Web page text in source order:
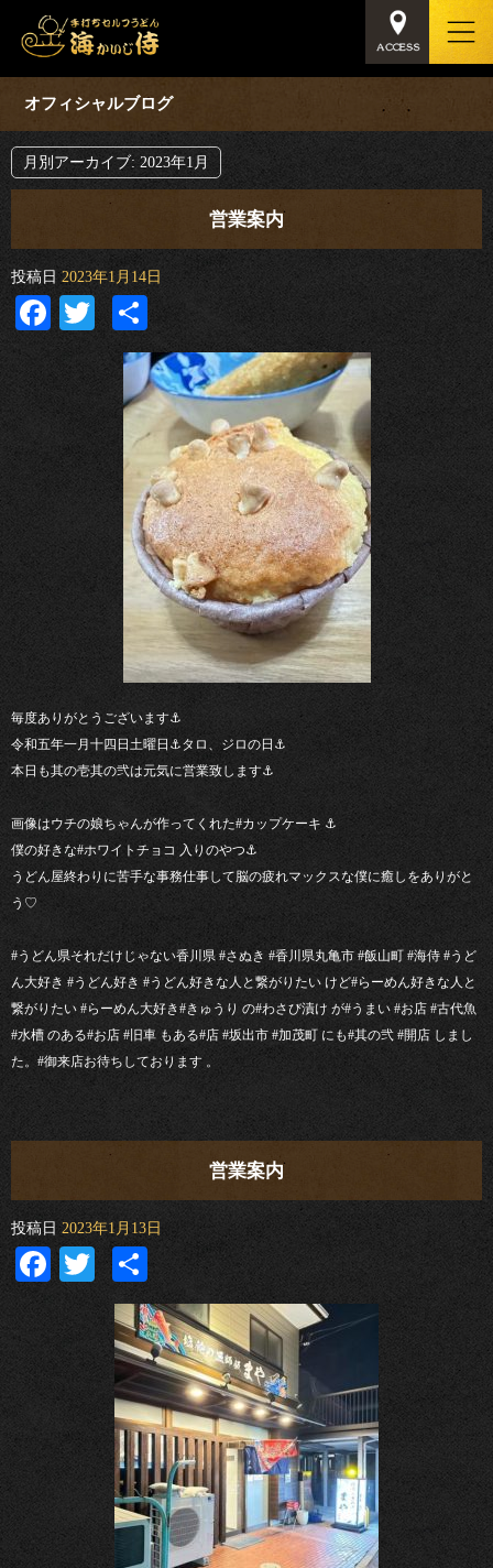
オフィシャルブログ
月別アーカイブ: 2023年1月
営業案内
投稿日 2023年1月14日
Facebook
Twitter
共
有
毎度ありがとうございます⚓︎
令和五年一月十四日土曜日⚓︎タロ、ジロの日⚓︎
本日も其の壱其の弐は元気に営業致します⚓︎
画像はウチの娘ちゃんが作ってくれた#カップケーキ ⚓︎
僕の好きな#ホワイトチョコ 入りのやつ⚓︎
うどん屋終わりに苦手な事務仕事して脳の疲れマックスな僕に癒しをありがと
う♡
#うどん県それだけじゃない香川県 #さぬき #香川県丸亀市 #飯山町 #海侍 #うど
ん大好き #うどん好き #うどん好きな人と繋がりたい けど#らーめん好きな人と
繋がりたい #らーめん大好き#きゅうり の#わさび漬け が#うまい #お店 #古代魚
#水槽 のある#お店 #旧車 もある#店 #坂出市 #加茂町 にも#其の弐 #開店 しまし
た。#御来店お待ちしております 。
営業案内
投稿日 2023年1月13日
Facebook
Twitter
有